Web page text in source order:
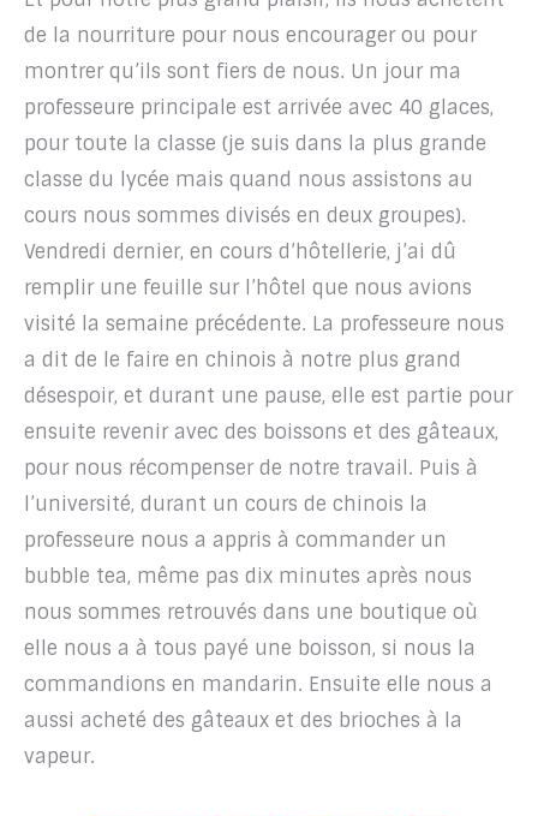
de la nourriture pour nous encourager ou pour
montrer qu’ils sont fiers de nous. Un jour ma
professeure principale est arrivée avec 40 glaces,
pour toute la classe (je suis dans la plus grande
classe du lycée mais quand nous assistons au
cours nous sommes divisés en deux groupes).
Vendredi dernier, en cours d’hôtellerie, j’ai dû
remplir une feuille sur l’hôtel que nous avions
visité la semaine précédente. La professeure nous
a dit de le faire en chinois à notre plus grand
désespoir, et durant une pause, elle est partie pour
ensuite revenir avec des boissons et des gâteaux,
pour nous récompenser de notre travail. Puis à
l’université, durant un cours de chinois la
professeure nous a appris à commander un
bubble tea, même pas dix minutes après nous
nous sommes retrouvés dans une boutique où
elle nous a à tous payé une boisson, si nous la
commandions en mandarin. Ensuite elle nous a
aussi acheté des gâteaux et des brioches à la
vapeur.